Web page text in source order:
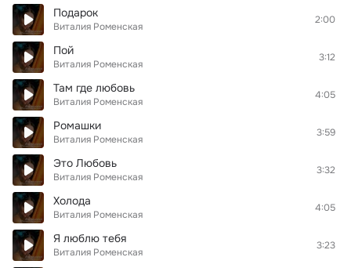
Подарок
Виталия Роменская
2:00
Пой
Виталия Роменская
3:12
Там где любовь
Виталия Роменская
4:05
Ромашки
Виталия Роменская
3:59
Это Любовь
Виталия Роменская
3:32
Холода
Виталия Роменская
4:05
Я люблю тебя
Виталия Роменская
3:23